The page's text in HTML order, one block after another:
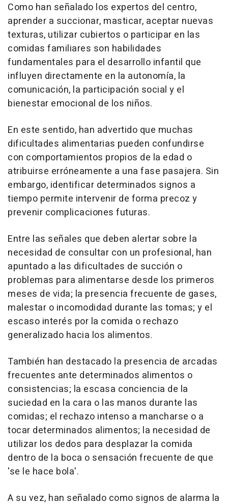
Como han señalado los expertos del centro,
aprender a succionar, masticar, aceptar nuevas
texturas, utilizar cubiertos o participar en las
comidas familiares son habilidades
fundamentales para el desarrollo infantil que
influyen directamente en la autonomía, la
comunicación, la participación social y el
bienestar emocional de los niños.
En este sentido, han advertido que muchas
dificultades alimentarias pueden confundirse
con comportamientos propios de la edad o
atribuirse erróneamente a una fase pasajera. Sin
embargo, identificar determinados signos a
tiempo permite intervenir de forma precoz y
prevenir complicaciones futuras.
Entre las señales que deben alertar sobre la
necesidad de consultar con un profesional, han
apuntado a las dificultades de succión o
problemas para alimentarse desde los primeros
meses de vida; la presencia frecuente de gases,
malestar o incomodidad durante las tomas; y el
escaso interés por la comida o rechazo
generalizado hacia los alimentos.
También han destacado la presencia de arcadas
frecuentes ante determinados alimentos o
consistencias; la escasa conciencia de la
suciedad en la cara o las manos durante las
comidas; el rechazo intenso a mancharse o a
tocar determinados alimentos; la necesidad de
utilizar los dedos para desplazar la comida
dentro de la boca o sensación frecuente de que
'se le hace bola'.
A su vez, han señalado como signos de alarma la